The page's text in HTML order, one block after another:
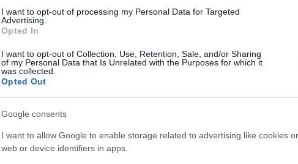
I want to opt-out of processing my Personal Data for Targeted
Advertising.
Opted In
I want to opt-out of Collection, Use, Retention, Sale, and/or Sharing
of my Personal Data that Is Unrelated with the Purposes for which it
was collected.
Opted Out
Google consents
I want to allow Google to enable storage related to advertising like cookies
web or device identifiers in apps.
a kívánt